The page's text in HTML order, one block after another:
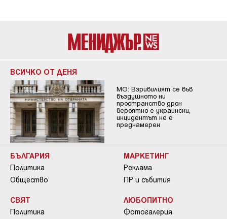
ВСИЧКО ОТ ДЕНЯ
МО: Взривилият се във
въздушното ни
пространство дрон
вероятно е украински,
инцидентът не е
преднамерен
БЪЛГАРИЯ
Политика
Общество
СВЯТ
Политика
МАРКЕТИНГ
Реклама
ПР и събития
ЛЮБОПИТНО
Фотогалерия